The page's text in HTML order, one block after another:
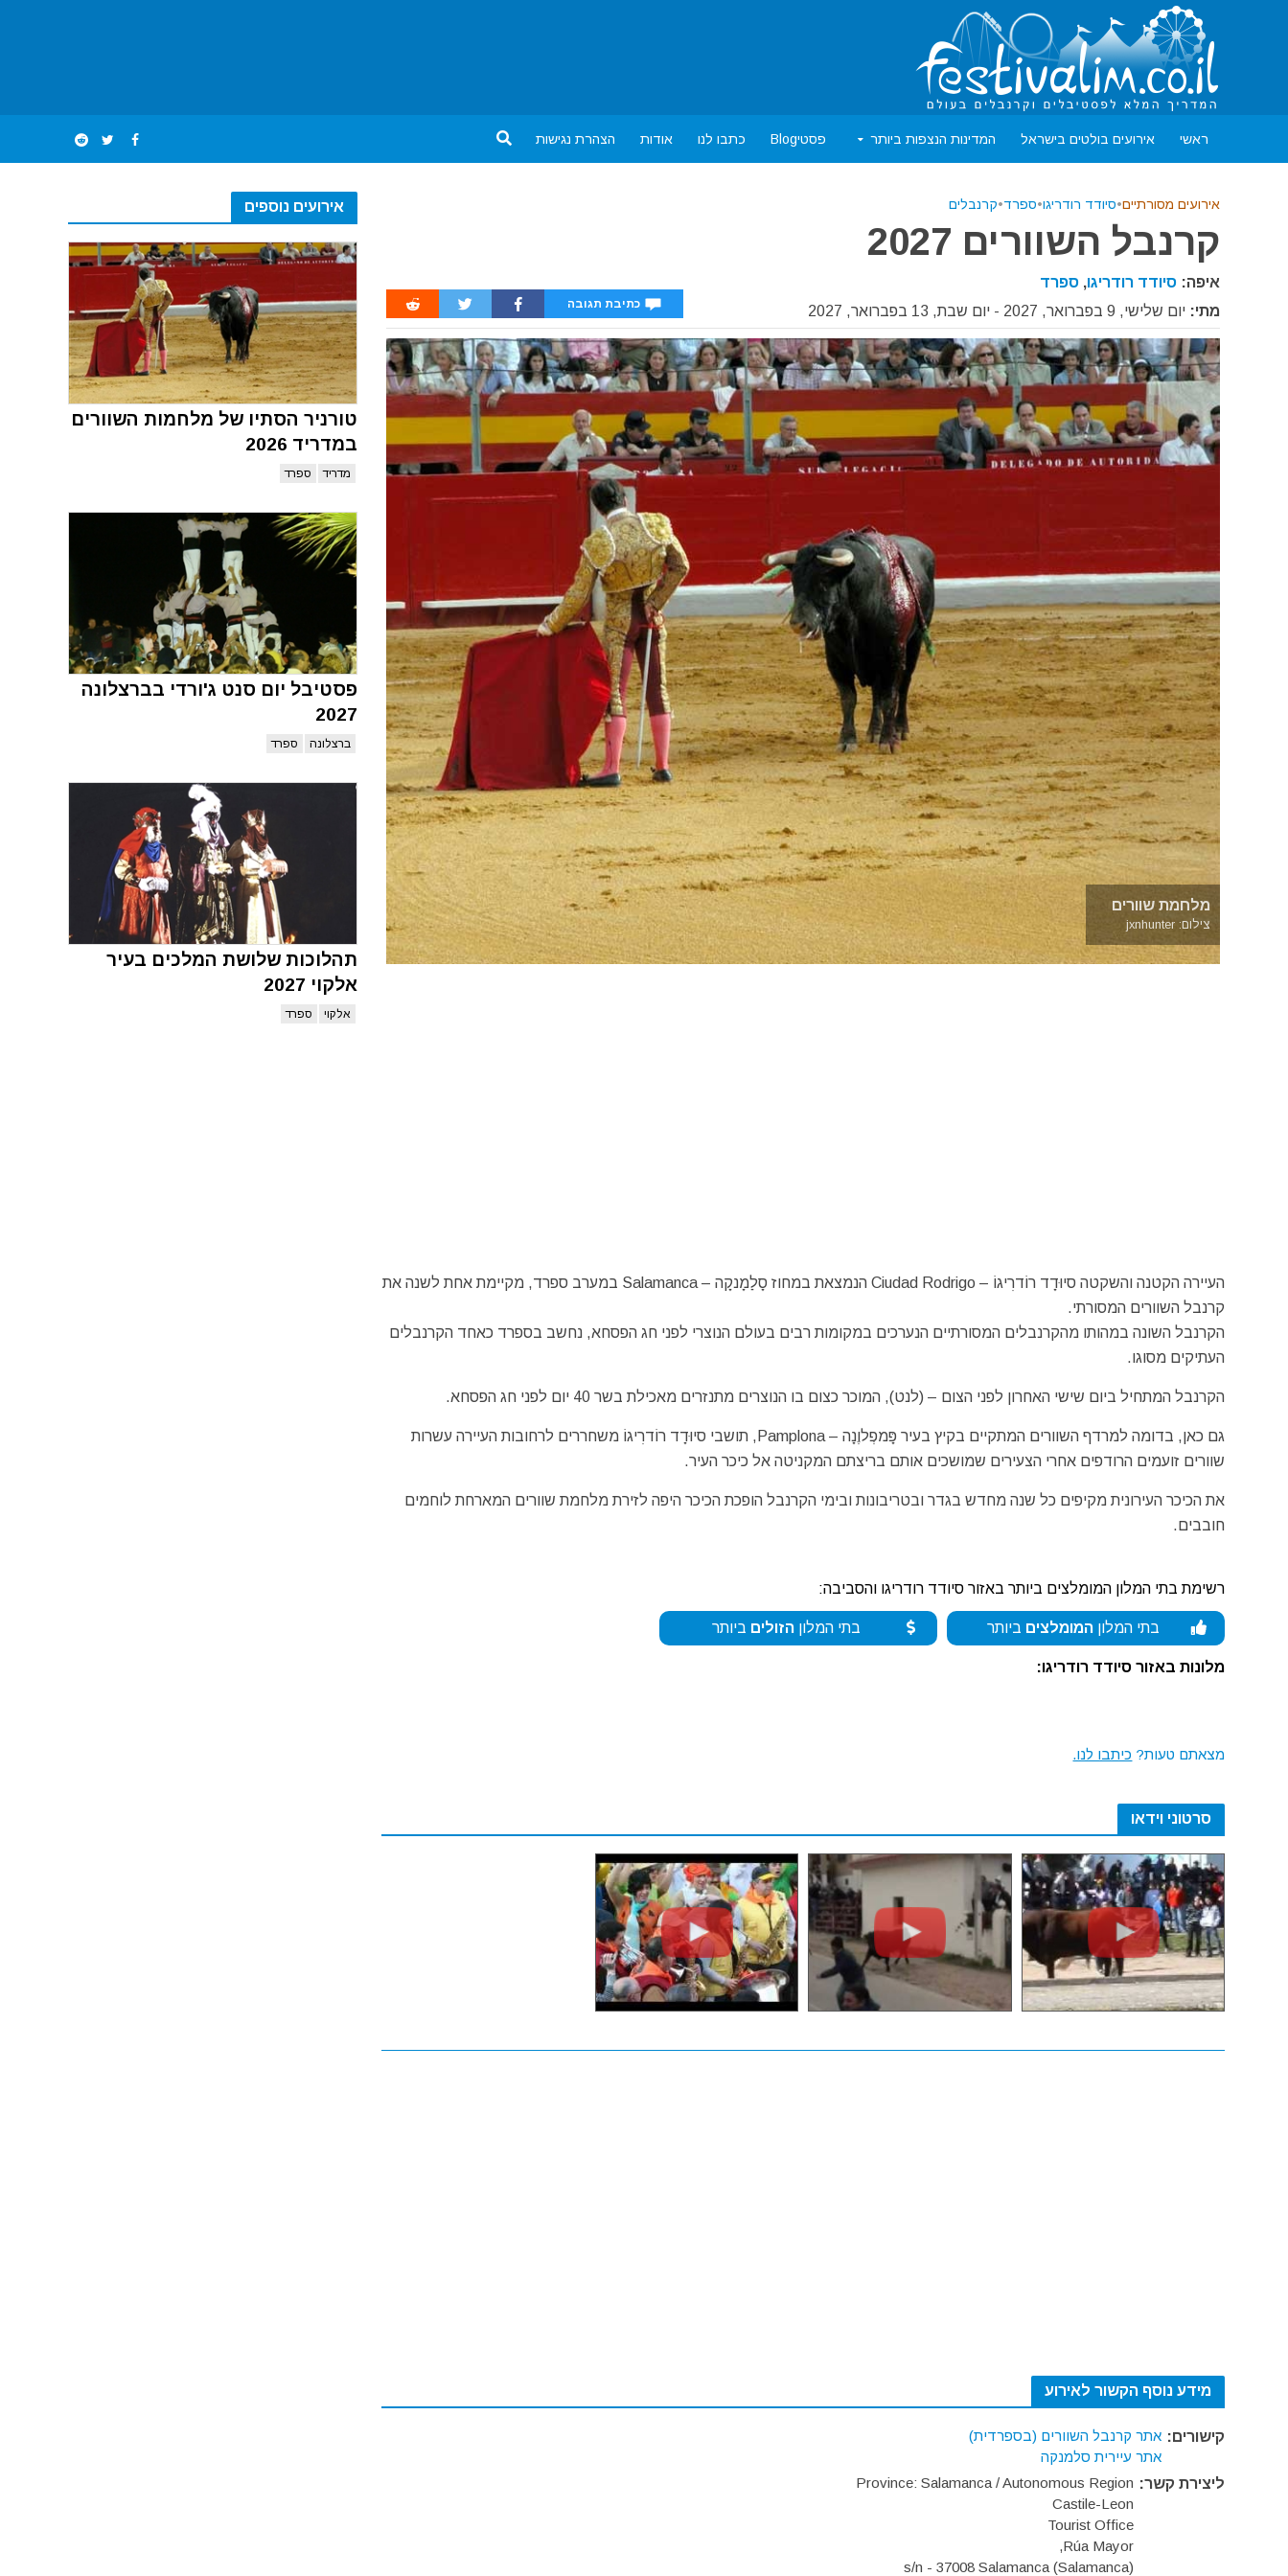
ראשי אירועים בולטים בישראל המדינות הנצפות ביותר פסטיBlog כתבו לנו אודות הצהרת נגישות
אירועים נוספים
טורניר הסתיו של מלחמות השוורים
במדריד 2026
מדריד ספרד
פסטיבל יום סנט ג'ורדי בברצלונה
2027
ברצלונה ספרד
תהלוכות שלושת המלכים בעיר
אלקוי 2027
אלקוי ספרד
אירועים מסורתיים•סיודד רודריגו•ספרד•קרנבלים
קרנבל השוורים 2027
איפה: סיודד רודריגו, ספרד
מתי: יום שלישי, 9 בפברואר, 2027 - יום שבת, 13 בפברואר, 2027 כתיבת תגובה
מלחמת שוורים
צילום: jxnhunter
העיירה הקטנה והשקטה סיוּדָד רוֹדרִיגוֹ – Ciudad Rodrigo הנמצאת במחוז סָלַמָנקָה – Salamanca במערב ספרד, מקיימת אחת לשנה את
קרנבל השוורים המסורתי.
הקרנבל השונה במהותו מהקרנבלים המסורתיים הנערכים במקומות רבים בעולם הנוצרי לפני חג הפסחא, נחשב בספרד כאחד הקרנבלים
העתיקים מסוגו.
הקרנבל המתחיל ביום שישי האחרון לפני הצום – (לנט), המוכר כצום בו הנוצרים מתנזרים מאכילת בשר 40 יום לפני חג הפסחא.
גם כאן, בדומה למרדף השוורים המתקיים בקיץ בעיר פָּמפְלוֶנָה – Pamplona, תושבי סיוּדָד רוֹדרִיגוֹ משחררים לרחובות העיירה עשרות
שוורים זועמים הרודפים אחרי הצעירים שמושכים אותם בריצתם המקניטה אל כיכר העיר.
את הכיכר העירונית מקיפים כל שנה מחדש בגדר ובטריבונות ובימי הקרנבל הופכת הכיכר היפה לזירת מלחמת שוורים המארחת לוחמים
חובבים.
רשימת בתי המלון המומלצים ביותר באזור סיודד רודריגו והסביבה:
בתי המלון המומלצים ביותר בתי המלוןהזולים ביותר
מלונות באזור סיודד רודריגו:
מצאתם טעות? כיתבו לנו.
סרטוני וידאו
מידע נוסף הקשור לאירוע
קישורים: אתר קרנבל השוורים (בספרדית)
אתר עיירית סלמנקה
ליצירת קשר: Province: Salamanca / Autonomous Region
Castile-Leon
Tourist Office
Rúa Mayor,
s/n - 37008 Salamanca (Salamanca)